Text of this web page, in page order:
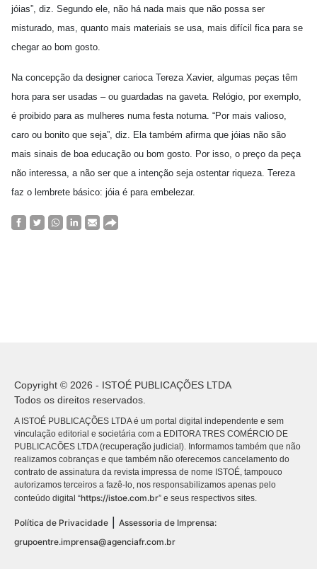
jóias”, diz. Segundo ele, não há nada mais que não possa ser
misturado, mas, quanto mais materiais se usa, mais difícil fica para se
chegar ao bom gosto.
Na concepção da designer carioca Tereza Xavier, algumas peças têm
hora para ser usadas – ou guardadas na gaveta. Relógio, por exemplo,
é proibido para as mulheres numa festa noturna. “Por mais valioso,
caro ou bonito que seja”, diz. Ela também afirma que jóias não são
mais sinais de boa educação ou bom gosto. Por isso, o preço da peça
não interessa, a não ser que a intenção seja ostentar riqueza. Tereza
faz o lembrete básico: jóia é para embelezar.
Copyright © 2026 - ISTOÉ PUBLICAÇÕES LTDA
Todos os direitos reservados.
A ISTOÉ PUBLICAÇÕES LTDA é um portal digital independente e sem
vinculação editorial e societária com a EDITORA TRES COMÉRCIO DE
PUBLICACÕES LTDA (recuperação judicial). Informamos também que não
realizamos cobranças e que também não oferecemos cancelamento do
contrato de assinatura da revista impressa de nome ISTOÉ, tampouco
autorizamos terceiros a fazê-lo, nos responsabilizamos apenas pelo
conteúdo digital “https://istoe.com.br” e seus respectivos sites.
Política de Privacidade
Assessoria de Imprensa:
grupoentre.imprensa@agenciafr.com.br